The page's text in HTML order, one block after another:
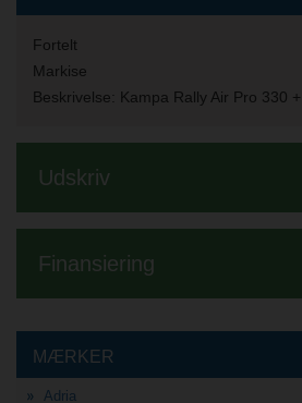
Fortelt
Markise
Beskrivelse: Kampa Rally Air Pro 330
Udskriv
Finansiering
MÆRKER
Adria